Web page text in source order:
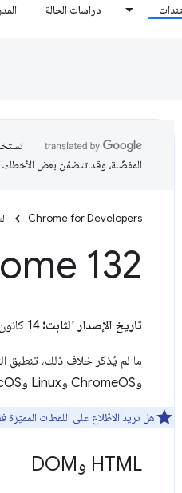
دراسات الحالة
المفضّلة، وقد تتضمّن بعض الأخطاء.
Chrome for Developers
132
تاريخ الإصدار الثابت: 14 كانون الثاني (يناير) 2025
وChromeOS وLinux وmacOS وWindows.
هل تريد الاطّلاع على اللقطات
HTML وDOM